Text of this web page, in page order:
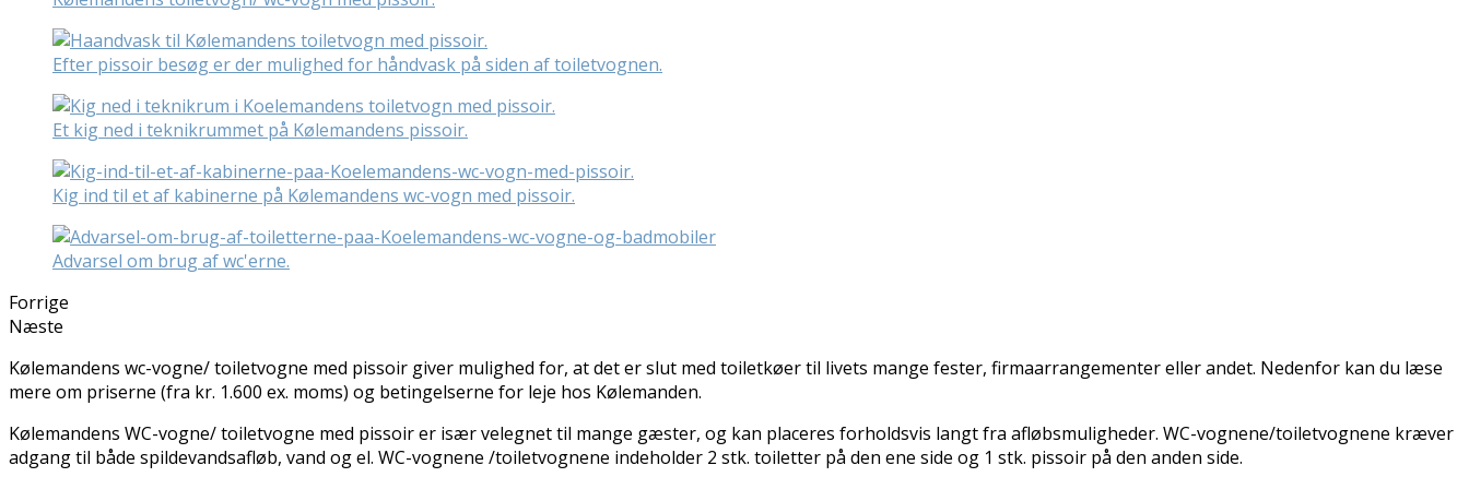
Efter pissoir besøg er der mulighed for håndvask på siden af toiletvognen.
Et kig ned i teknikrummet på Kølemandens pissoir.
Kig ind til et af kabinerne på Kølemandens wc-vogn med pissoir.
Advarsel om brug af wc'erne.
Forrige
Næste
Kølemandens wc-vogne/ toiletvogne med pissoir giver mulighed for, at det er slut med toiletkøer til livets mange fester, firmaarrangementer eller andet. Nedenfor kan du læse
mere om priserne (fra kr. 1.600 ex. moms) og betingelserne for leje hos Kølemanden.
Kølemandens WC-vogne/ toiletvogne med pissoir er især velegnet til mange gæster, og kan placeres forholdsvis langt fra afløbsmuligheder. WC-vognene/toiletvognene kræver
adgang til både spildevandsafløb, vand og el. WC-vognene /toiletvognene indeholder 2 stk. toiletter på den ene side og 1 stk. pissoir på den anden side.